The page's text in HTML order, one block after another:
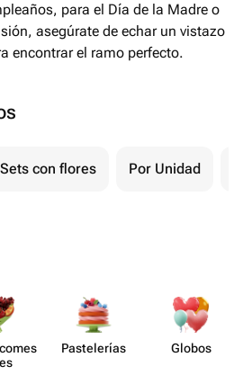
para el Día de la Madre o
asegúrate de echar un vistazo
encontrar el ramo perfecto.
Sets con flores Por Unidad
Paste​lerías Globos